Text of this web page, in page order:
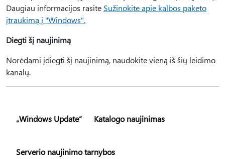
Daugiau informacijos rasite Sužinokite apie kalbos paketo
įtraukimą į "Windows".
Diegti šį naujinimą
Norėdami įdiegti šį naujinimą, naudokite vieną iš šių leidimo
kanalų.
„Windows Update“ Katalogo naujinimas
Serverio naujinimo tarnybos